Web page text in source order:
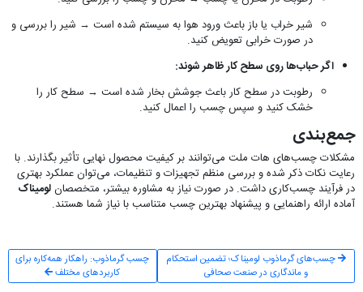
شیر خراب یا باز باعث ورود هوا به سیستم شده است → شیر را بررسی و
در صورت خرابی تعویض کنید.
اگر حباب‌ها روی سطح کار ظاهر شوند:
رطوبت در سطح کار باعث جوشش بخار شده است → سطح کار را
خشک کنید و سپس چسب را اعمال کنید.
جمع‌بندی
مشکلات چسب‌های هات ملت می‌توانند بر کیفیت محصول نهایی تأثیر بگذارند. با
رعایت نکات ذکر شده و بررسی منظم تجهیزات و تنظیمات، می‌توان عملکرد بهتری
در فرآیند چسب‌کاری داشت. در صورت نیاز به مشاوره بیشتر، متخصصانلومیناک
آماده ارائه راهنمایی و پیشنهاد بهترین چسب متناسب با نیاز شما هستند.
چسب‌های گرماذوب لومیناک؛ تضمین استحکام
و ماندگاری در صنعت صحافی
چسب گرماذوب: راهکار همه‌کاره برای
کاربردهای مختلف